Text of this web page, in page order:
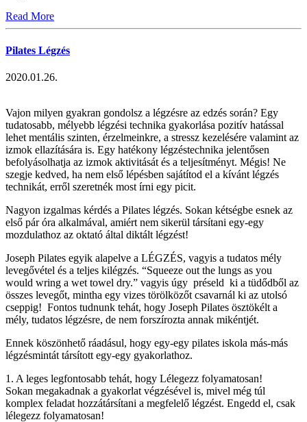
Read More
Pilates Légzés
2020.01.26.
Vajon milyen gyakran gondolsz a légzésre az edzés során? Egy
tudatosabb, mélyebb légzési technika gyakorlása pozitív hatással
lehet mentális szinten, érzelmeinkre, a stressz kezelésére valamint az
izmok ellazítására is. Egy hatékony légzéstechnika jelentősen
befolyásolhatja az izmok aktivitását és a teljesítményt. Mégis! Ne
szegje kedved, ha nem első lépésben sajátítod el a kívánt légzés
technikát, erről szeretnék most írni egy picit.
Nagyon izgalmas kérdés a Pilates légzés. Sokan kétségbe esnek az
első pár óra alkalmával, amiért nem sikerül társítani egy-egy
mozdulathoz az oktató által diktált légzést!
Joseph Pilates egyik alapelve a LÉGZÉS, vagyis a tudatos mély
levegővétel és a teljes kilégzés. “Squeeze out the lungs as you
would wring a wet towel dry.” vagyis úgy préseld ki a tüdődből az
összes levegőt, mintha egy vizes törölközőt csavarnál ki az utolsó
cseppig! Fontos tudnunk tehát, hogy Joseph Pilates ösztökélt a
mély, tudatos légzésre, de nem forszírozta annak mikéntjét.
Ennek köszönhető ráadásul, hogy egy-egy pilates iskola más-más
légzésmintát társított egy-egy gyakorlathoz.
1. A leges legfontosabb tehát, hogy Lélegezz folyamatosan!
Sokan megakadnak a gyakorlat végzésével is, mivel még túl
komplex feladat hozzátársítani a megfelelő légzést. Engedd el, csak
lélegezz folyamatosan!